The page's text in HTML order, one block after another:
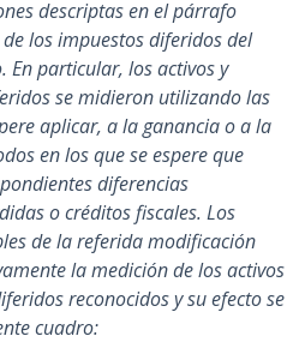
descriptas en el párrafo
los impuestos diferidos del
En particular, los activos y
se midieron utilizando las
aplicar, a la ganancia o a la
en los que se espere que
diferencias
o créditos fiscales. Los
de la referida modificación
la medición de los activos
reconocidos y su efecto se
cuadro: